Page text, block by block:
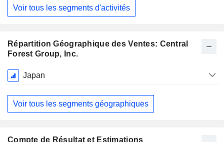
Voir tous les segments d'activités
Répartition Géographique des Ventes: Central
Forest Group, Inc.
Période
Fiscale:
Décembre
Japan
Voir tous les segments géographiques
Compte de Résultat et Estimations